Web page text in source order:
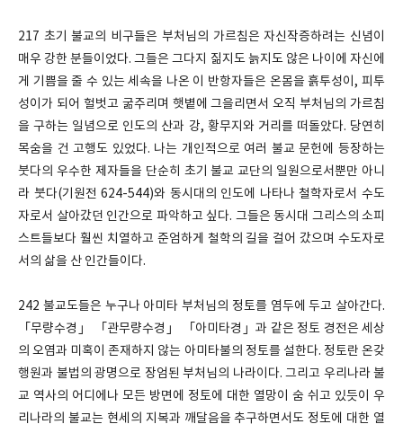
217 초기 불교의 비구들은 부처님의 가르침은 자신작증하려는 신념이
매우 강한 분들이었다. 그들은 그다지 짊지도 늙지도 않은 나이에 자신에
게 기쁨을 줄 수 있는 세속을 나온 이 반항자들은 온몸을 흙투성이, 피투
성이가 되어 헐벗고 굶주리며 햇볕에 그을리면서 오직 부처님의 가르침
을 구하는 일념으로 인도의 산과 강, 황무지와 거리를 떠돌았다. 당연히
목숨을 건 고행도 있었다. 나는 개인적으로 여러 불교 문헌에 등장하는
붓다의 우수한 제자들을 단순히 초기 불교 교단의 일원으로서뿐만 아니
라 붓다(기원전 624-544)와 동시대의 인도에 나타나 철학자로서 수도
자로서 살아갔던 인간으로 파악하고 싶다. 그들은 동시대 그리스의 소피
스트들보다 훨씬 치열하고 준엄하게 철학의 길을 걸어 갔으며 수도자로
서의 삶을 산 인간들이다.
242 불교도들은 누구나 아미타 부처님의 정토를 염두에 두고 살아간다.
「무량수경」 「관무량수경」 「아미타경」과 같은 정토 경전은 세상
의 오염과 미혹이 존재하지 않는 아미타불의 정토를 설한다. 정토란 온갖
행원과 불법의 광명으로 장엄된 부처님의 나라이다. 그리고 우리나라 불
교 역사의 어디에나 모든 방면에 정토에 대한 열망이 숨 쉬고 있듯이 우
리나라의 불교는 현세의 지복과 깨달음을 추구하면서도 정토에 대한 열